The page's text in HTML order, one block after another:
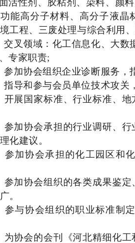
活性剂、胶粘剂、染料、颜
能高分子材料、高分子液晶
工程、三废处理与综合利用
交叉领域：化工信息化、大数
专家职责;
参加协会组织企业诊断服务，
指导和参与会员单位技术攻关
开展国家标准、行业标准、
参加协会承担的行业调研、
化建议。
参加协会承担的化工园区和
参加协会组织的各类成果鉴
。
参与协会组织的职业标准制
为协会的会刊《河北精细化